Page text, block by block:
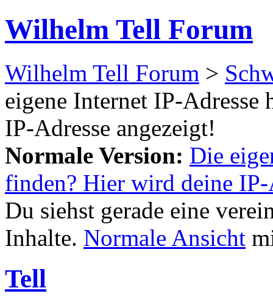
Wilhelm Tell Forum
Wilhelm Tell Forum >
eigene Internet IP-
IP-Adresse angezeigt!
Normale Version: Die
finden? Hier wird deine IP-
Du siehst gerade eine
Inhalte. Normale Ansicht
Tell